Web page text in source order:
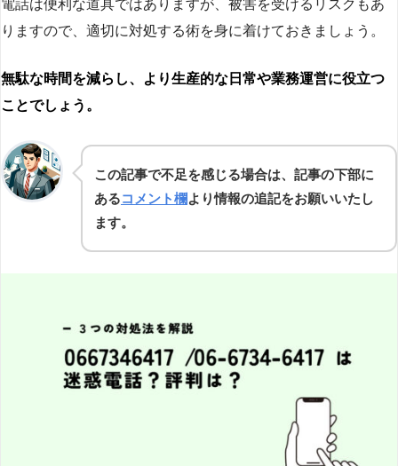
電話は便利な道具ではありますが、被害を受けるリスクもあ
りますので、適切に対処する術を身に着けておきましょう。
無駄な時間を減らし、より生産的な日常や業務運営に役立つ
ことでしょう。
この記事で不足を感じる場合は、記事の下部に
あるコメント欄より情報の追記をお願いいたし
ます。